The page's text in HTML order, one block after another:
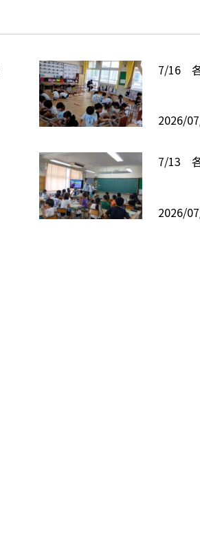
7/16 各
2026/
7/13 各
2026/